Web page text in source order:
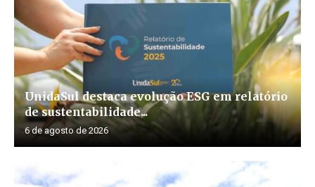
UnidaSul destaca evolução ESG em relatório
de sustentabilidade...
6 de agosto de 2026